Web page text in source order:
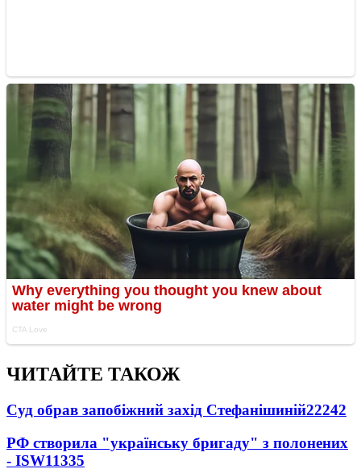
ЧИТАЙТЕ ТАКОЖ
Суд обрав запобіжний захід Стефанішиній22242
РФ створила "українську бригаду" з полонених
- ISW11335